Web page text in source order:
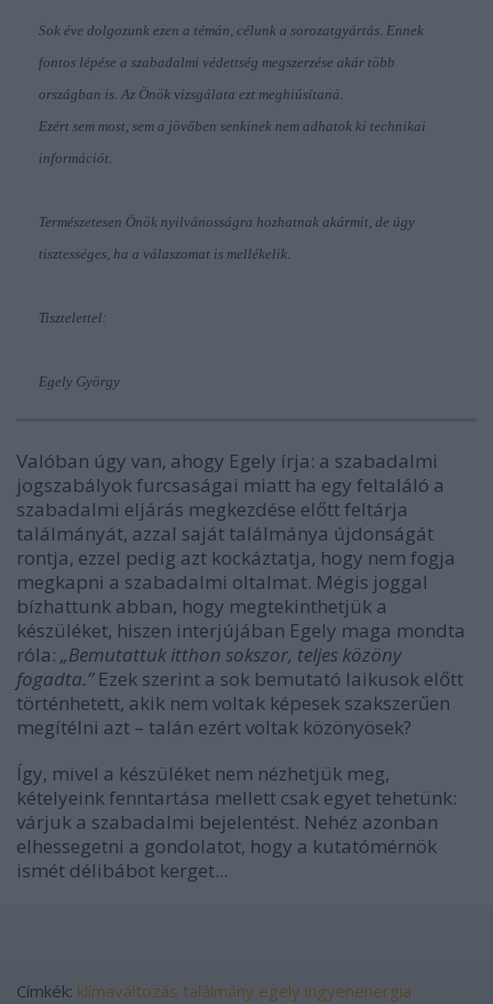
Sok éve dolgozunk ezen a témán, célunk a sorozatgyártás. Ennek
fontos lépése a szabadalmi védettség megszerzése akár több
országban is. Az Önök vizsgálata ezt meghiúsítaná.
Ezért sem most, sem a jövőben senkinek nem adhatok ki technikai
információt.
Természetesen Önök nyilvánosságra hozhatnak akármit, de úgy
tisztességes, ha a válaszomat is mellékelik.
Tisztelettel:
Egely György
Valóban úgy van, ahogy Egely írja: a szabadalmi
jogszabályok furcsaságai miatt ha egy feltaláló a
szabadalmi eljárás megkezdése előtt feltárja
találmányát, azzal saját találmánya újdonságát
rontja, ezzel pedig azt kockáztatja, hogy nem fogja
megkapni a szabadalmi oltalmat. Mégis joggal
bízhattunk abban, hogy megtekinthetjük a
készüléket, hiszen interjújában Egely maga mondta
róla: „Bemutattuk itthon sokszor, teljes közöny
fogadta.” Ezek szerint a sok bemutató laikusok előtt
történhetett, akik nem voltak képesek szakszerűen
megítélni azt – talán ezért voltak közönyösek?
Így, mivel a készüléket nem nézhetjük meg,
kételyeink fenntartása mellett csak egyet tehetünk:
várjuk a szabadalmi bejelentést. Nehéz azonban
elhessegetni a gondolatot, hogy a kutatómérnök
ismét délibábot kerget...
Címkék: klímaváltozás találmány egely ingyenenergia